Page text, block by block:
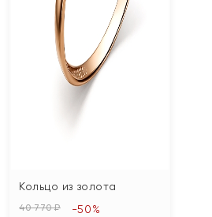
Кольцо из золота
40 770 ₽ -50%